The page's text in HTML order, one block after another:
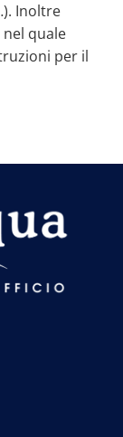
Inoltre
quale
per il